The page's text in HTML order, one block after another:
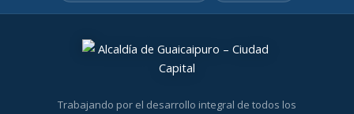
Trabajando por el desarrollo integral de todos los